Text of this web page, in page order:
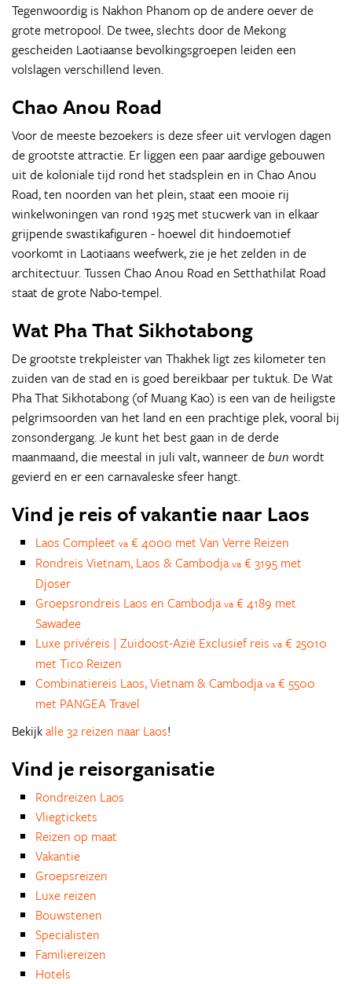
Tegenwoordig is Nakhon Phanom op de andere oever de
grote metropool. De twee, slechts door de Mekong
gescheiden Laotiaanse bevolkingsgroepen leiden een
volslagen verschillend leven.
Chao Anou Road
Voor de meeste bezoekers is deze sfeer uit vervlogen dagen
de grootste attractie. Er liggen een paar aardige gebouwen
uit de koloniale tijd rond het stadsplein en in Chao Anou
Road, ten noorden van het plein, staat een mooie rij
winkelwoningen van rond 1925 met stucwerk van in elkaar
grijpende swastikafiguren - hoewel dit hindoemotief
voorkomt in Laotiaans weefwerk, zie je het zelden in de
architectuur. Tussen Chao Anou Road en Setthathilat Road
staat de grote Nabo-tempel.
Wat Pha That Sikhotabong
De grootste trekpleister van Thakhek ligt zes kilometer ten
zuiden van de stad en is goed bereikbaar per tuktuk. De Wat
Pha That Sikhotabong (of Muang Kao) is een van de heiligste
pelgrimsoorden van het land en een prachtige plek, vooral bij
zonsondergang. Je kunt het best gaan in de derde
maanmaand, die meestal in juli valt, wanneer debun wordt
gevierd en er een carnavaleske sfeer hangt.
Vind je reis of vakantie naar Laos
Laos Compleet va € 4000 met Van Verre Reizen
Rondreis Vietnam, Laos & Cambodja va € 3195 met
Djoser
Groepsrondreis Laos en Cambodja va € 4189 met
Sawadee
Luxe privéreis | Zuidoost-Azië Exclusief reis va € 25010
met Tico Reizen
Combinatiereis Laos, Vietnam & Cambodja va € 5500
met PANGEA Travel
Bekijkalle 32 reizen naar Laos!
Vind je reisorganisatie
Rondreizen Laos
Vliegtickets
Reizen op maat
Vakantie
Groepsreizen
Luxe reizen
Bouwstenen
Specialisten
Familiereizen
Hotels